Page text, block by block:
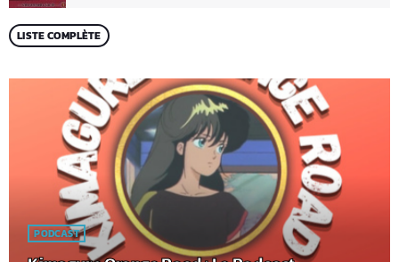
LISTE COMPLÈTE
PODCAST